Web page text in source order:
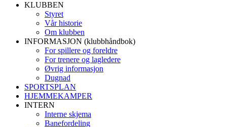
KLUBBEN
Styret
Vår historie
Om klubben
INFORMASJON (klubbhåndbok)
For spillere og foreldre
For trenere og lagledere
Øvrig informasjon
Dugnad
SPORTSPLAN
HJEMMEKAMPER
INTERN
Interne skjema
Banefordeling